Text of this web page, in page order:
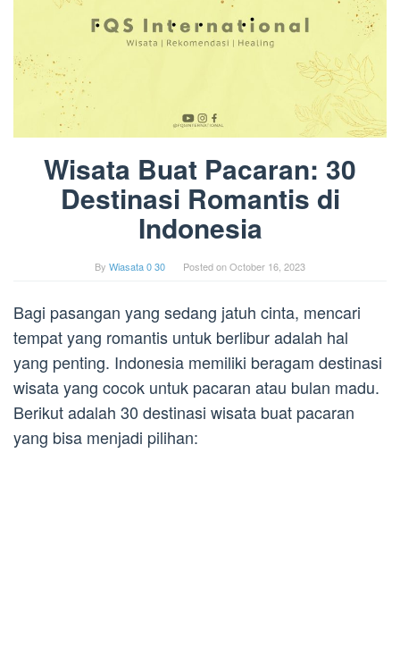
Wisata Buat Pacaran: 30
Destinasi Romantis di
Indonesia
By Wiasata 0 30 Posted onOctober 16, 2023
Bagi pasangan yang sedang jatuh cinta, mencari
tempat yang romantis untuk berlibur adalah hal
yang penting. Indonesia memiliki beragam destinasi
wisata yang cocok untuk pacaran atau bulan madu.
Berikut adalah 30 destinasi wisata buat pacaran
yang bisa menjadi pilihan: